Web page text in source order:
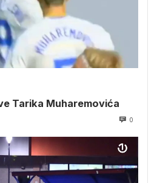
Tarika Muharemovića
0